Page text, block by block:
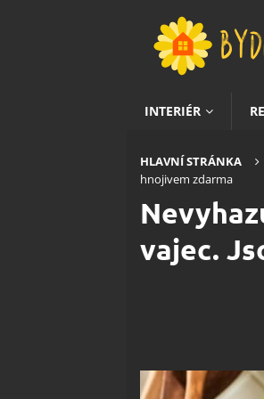
INTERIÉR
HLAVNÍ STRÁNKA
hnojivem zdarma
vajec.